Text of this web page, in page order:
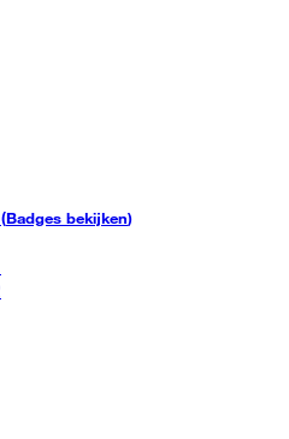
(Badges bekijken)